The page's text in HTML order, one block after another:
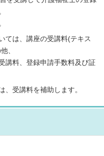
ては、講座の受講料(テキス
、
講料、登録申請手数料及び証
、受講料を補助します。